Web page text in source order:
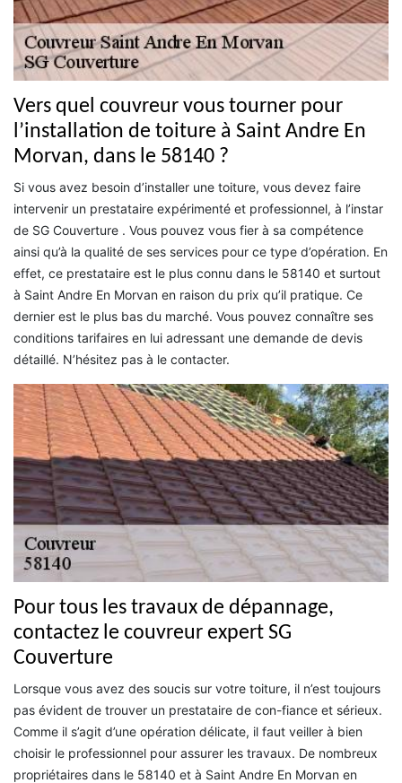
Vers quel couvreur vous tourner pour
l’installation de toiture à Saint Andre En
Morvan, dans le 58140 ?
Si vous avez besoin d’installer une toiture, vous devez faire
intervenir un prestataire expérimenté et professionnel, à l’instar
de SG Couverture . Vous pouvez vous fier à sa compétence
ainsi qu’à la qualité de ses services pour ce type d’opération. En
effet, ce prestataire est le plus connu dans le 58140 et surtout
à Saint Andre En Morvan en raison du prix qu’il pratique. Ce
dernier est le plus bas du marché. Vous pouvez connaître ses
conditions tarifaires en lui adressant une demande de devis
détaillé. N’hésitez pas à le contacter.
Pour tous les travaux de dépannage,
contactez le couvreur expert SG
Couverture
Lorsque vous avez des soucis sur votre toiture, il n’est toujours
pas évident de trouver un prestataire de con-fiance et sérieux.
Comme il s’agit d’une opération délicate, il faut veiller à bien
choisir le professionnel pour assurer les travaux. De nombreux
propriétaires dans le 58140 et à Saint Andre En Morvan en